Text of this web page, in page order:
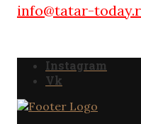
info@tatar-
Instagram
Vk